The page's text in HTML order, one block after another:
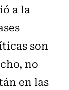
a la
son
no
en las